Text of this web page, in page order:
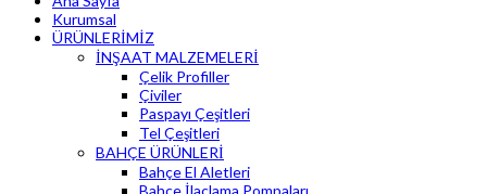
Kurumsal
ÜRÜNLERİMİZ
İNŞAAT MALZEMELERİ
Çelik Profiller
Çiviler
Paspayı Çeşitleri
Tel Çeşitleri
BAHÇE ÜRÜNLERİ
Bahçe El Aletleri
Bahçe İlaçlama Pompaları